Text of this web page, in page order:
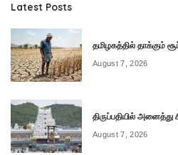
Latest Posts
தமிழகத்தில் தாக்கும்
August 7, 2026
திருப்பதியில் அனைத்து
August 7, 2026